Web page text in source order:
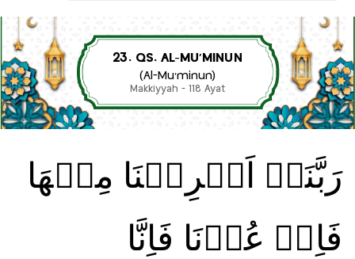
23. QS. AL-MU’MINUN
(Al-Mu’minun)
Makkiyyah - 118 Ayat
رَبَّنَاۤ اَخۡرِجۡنَا مِنۡهَا
فَاِنۡ عُدۡنَا فَاِنَّا